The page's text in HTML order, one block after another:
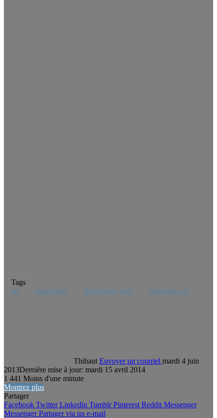
Tags
art
dapperdart découverte web magazine art
Thibaut Envoyer un courriel mardi 4 juin
2013Dernière mise à jour: mardi 15 avril 2014
1 441 Moins d'une minute
Montrez plus
Partager
Facebook Twitter Linkedin Tumblr Pinterest Reddit Messenger
Messenger Partager via un e-mail